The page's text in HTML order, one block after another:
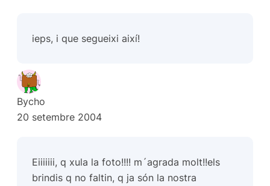
ieps, i que segueixi així!
Bycho
20 setembre 2004
Eiiiiiii, q xula la foto!!!! m´agrada molt!!els
brindis q no faltin, q ja són la nostra